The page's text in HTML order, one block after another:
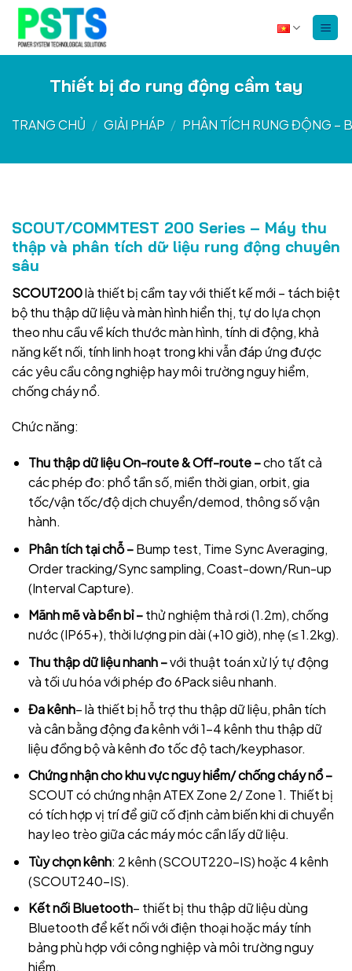
Thiết bị đo rung động cầm tay
TRANG CHỦ / GIẢI PHÁP / PHÂN TÍCH RUNG ĐỘNG –
SCOUT/COMMTEST 200 Series – Máy thu
thập và phân tích dữ liệu rung động chuyên
sâu
SCOUT200là thiết bị cầm tay với thiết kế mới – tách biệt
bộ thu thập dữ liệu và màn hình hiển thị, tự do lựa chọn
theo nhu cầu về kích thước màn hình, tính di động, khả
năng kết nối, tính linh hoạt trong khi vẫn đáp ứng được
các yêu cầu công nghiệp hay môi trường nguy hiểm,
chống cháy nổ.
Chức năng:
Thu thập dữ liệu On-route & Off-route –cho tất cả
các phép đo: phổ tần số, miền thời gian, orbit, gia
tốc/vận tốc/độ dịch chuyển/demod, thông số vận
hành.
Phân tích tại chỗ –Bump test, Time Sync Averaging,
Order tracking/Sync sampling, Coast-down/Run-up
(Interval Capture).
Mãnh mẽ và bền bỉ –thử nghiệm thả rơi (1.2m), chống
nước (IP65+), thời lượng pin dài (+10 giờ), nhẹ (≤ 1.2kg).
Thu thập dữ liệu nhanh –với thuật toán xử lý tự động
và tối ưu hóa với phép đo 6Pack siêu nhanh.
Đa kênh– là thiết bị hỗ trợ thu thập dữ liệu, phân tích
và cân bằng động đa kênh với 1-4 kênh thu thập dữ
liệu đồng bộ và kênh đo tốc độ tach/keyphasor.
Chứng nhận cho khu vực nguy hiểm/ chống cháy nổ –
SCOUT có chứng nhận ATEX Zone 2/ Zone 1. Thiết bị
có tích hợp vị trí để giữ cố định cảm biến khi di chuyển
hay leo trèo giữa các máy móc cần lấy dữ liệu.
Tùy chọn kênh: 2 kênh (SCOUT220-IS) hoặc 4 kênh
(SCOUT240-IS).
Kết nối Bluetooth– thiết bị thu thập dữ liệu dùng
Bluetooth để kết nối với điện thoại hoặc máy tính
bảng phù hợp với công nghiệp và môi trường nguy
hiểm.